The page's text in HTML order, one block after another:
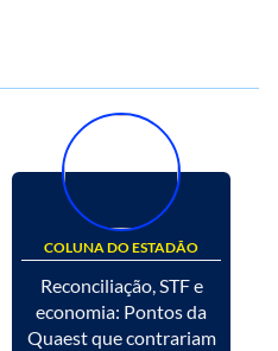
COLUNA DO ESTADÃO
Reconciliação, STF e
economia: Pontos da
Quaest que contrariam